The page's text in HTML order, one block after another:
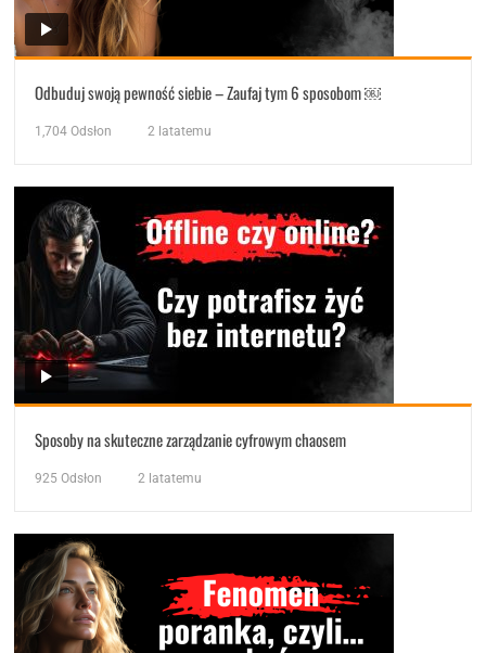
Odbuduj swoją pewność siebie – Zaufaj tym 6 sposobom ￼
1,704 Odsłon 2 latatemu
Sposoby na skuteczne zarządzanie cyfrowym chaosem
925 Odsłon 2 latatemu